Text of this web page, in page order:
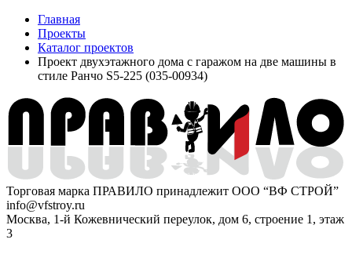
Главная
Проекты
Каталог проектов
Проект двухэтажного дома с гаражом на две машины в
стиле Ранчо S5-225 (035-00934)
Торговая марка ПРАВИЛО принадлежит ООО “ВФ СТРОЙ”
info@vfstroy.ru
Москва, 1-й Кожевнический переулок, дом 6, строение 1, этаж
3